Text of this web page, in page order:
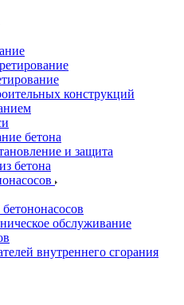
конструкций
бетона
и защита
бетона
обслуживание
внутреннего сгорания